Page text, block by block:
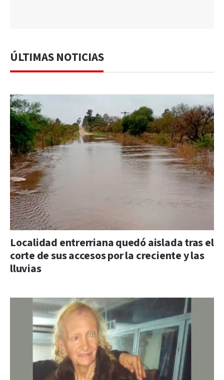
ÚLTIMAS NOTICIAS
Localidad entrerriana quedó aislada tras el
corte de sus accesos por la creciente y las
lluvias